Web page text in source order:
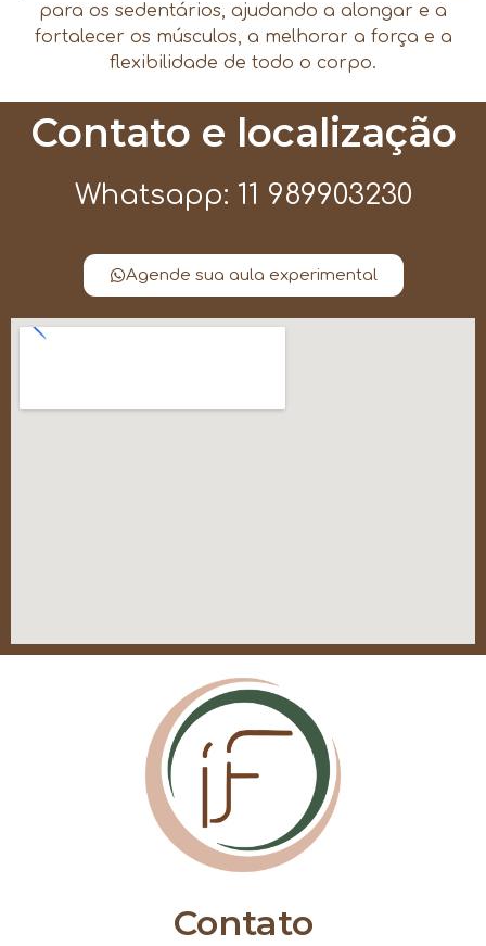
para os sedentários, ajudando a alongar e a
fortalecer os músculos, a melhorar a força e a
flexibilidade de todo o corpo.
Contato e localização
Whatsapp: 11 989903230
Agende sua aula experimental
Contato